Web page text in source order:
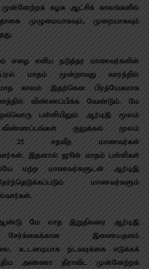
கழக ஆட்சிக் காலங்களில்
முழுமையாகவும், முறையாகவும்
எழை எளிய நடுத்தர மாணவர்களின்
மாதம் மூன்றாவது வாரத்தில்
காலம் இதற்கென பிரத்யேகமாக
விண்ணப்பிக்க வேண்டும். மே
பள்ளியிலும் ஆர்டிஇ மூலம்
விண்ணப்பங்கள் குலுக்கல் மூலம்
25 சதவீத மாணவர்கள்
இதனால் ஜூன் மாதம் பள்ளிகள்
மற்ற மாணவர்களுடன் ஆர்டிஇ
மாணவர்களும்
மே மாத இறுதிவரை ஆர்டிஇ
இணையதளம்
உடனடியாக நடவடிக்கை எடுக்கக்
அண்ணா திராவிட முன்னேற்றக்